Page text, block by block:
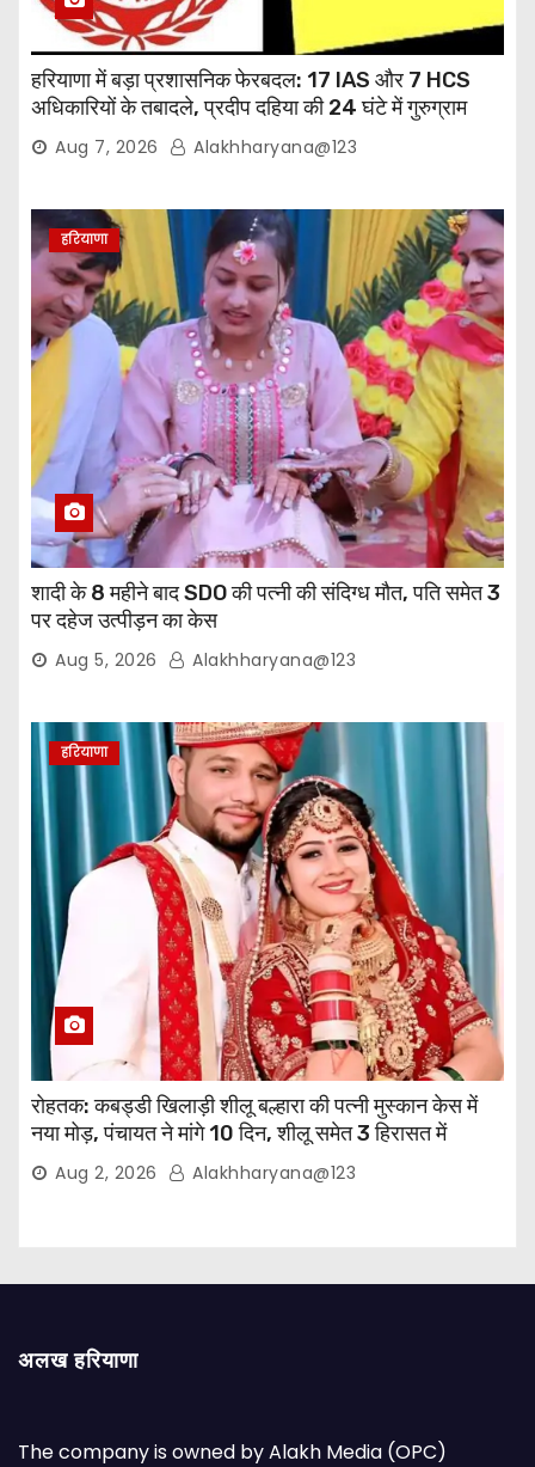
हरियाणा में बड़ा प्रशासनिक फेरबदल: 17 IAS और 7 HCS
अधिकारियों के तबादले, प्रदीप दहिया की 24 घंटे में गुरुग्राम
वापसीAug 7, 2026 Alakhharyana@123
हरियाणा
शादी के 8 महीने बाद SDO की पत्नी की संदिग्ध मौत, पति समेत 3
पर दहेज उत्पीड़न का केस
Aug 5, 2026 Alakhharyana@123
हरियाणा
रोहतक: कबड्डी खिलाड़ी शीलू बल्हारा की पत्नी मुस्कान केस में
नया मोड़, पंचायत ने मांगे 10 दिन, शीलू समेत 3 हिरासत में
Aug 2, 2026 Alakhharyana@123
अलख हरियाणा
The company is owned by Alakh Media (OPC)